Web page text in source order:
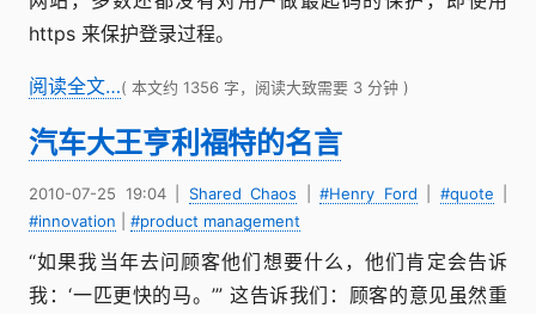
https 来保护登录过程。
阅读全文…( 本文约 1356 字，阅读大致需要 3 分钟 )
汽车大王亨利福特的名言
2010-07-25 19:04| Shared Chaos #Henry Ford #quote
#innovation
#product management
“如果我当年去问顾客他们想要什么，他们肯定会告诉
我：‘一匹更快的马。’” 这告诉我们：顾客的意见虽然重